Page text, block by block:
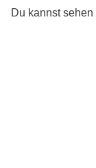
Du kannst sehen